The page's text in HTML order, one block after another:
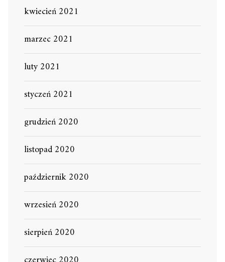
kwiecień 2021
marzec 2021
luty 2021
styczeń 2021
grudzień 2020
listopad 2020
październik 2020
wrzesień 2020
sierpień 2020